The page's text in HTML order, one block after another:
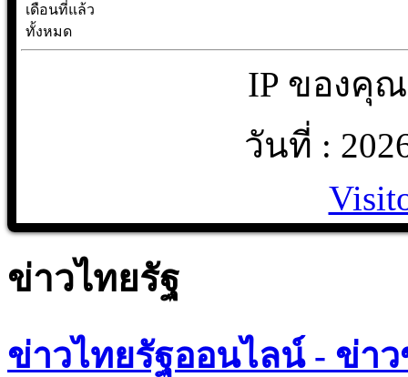
เดือนที่แล้ว
ทั้งหมด
IP ของคุณ
วันที่ :
ข่าวไทยรัฐ
ข่าวไทยรัฐออนไลน์ - ข่า